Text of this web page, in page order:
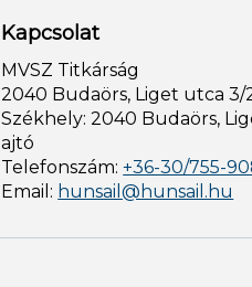
Kapcsolat
MVSZ Titkárság
2040 Budaörs, Liget utca 3/
Székhely: 2040 Budaörs,
ajtó
Telefonszám:+36-30/755-
Email: hunsail@hunsail.hu